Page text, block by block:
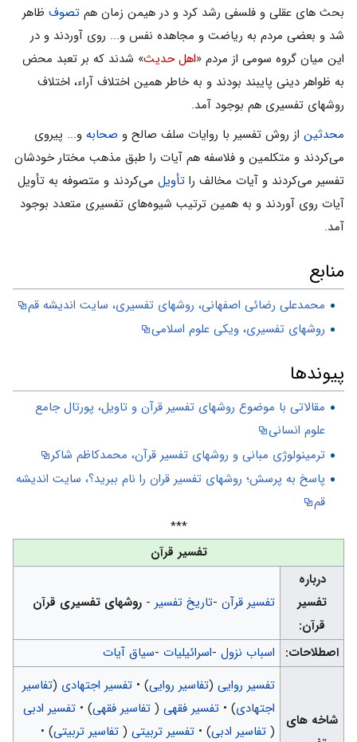
بحث های عقلی و فلسفی رشد کرد و در هیمن زمان هم تصوف ظاهر
شد و بعضی مردم به ریاضت و مجاهده نفس و... روی آوردند و در
این میان گروه سومی از مردم «اهل حدیث» شدند که بر تعبد محض
به ظواهر دینی پایبند بودند و به خاطر همین اختلاف آراء، اختلاف
روشهای تفسیری هم بوجود آمد.
محدثین از روش تفسیر با روایات سلف صالح و صحابه و... پیروی
می‌کردند و متکلمین و فلاسفه هم آیات را طبق مذهب مختار خودشان
تفسیر می‌کردند و آیات مخالف را تأویل می‌کردند و متصوفه به تأویل
آیات روی آوردند و به همین ترتیب شیوه‌های تفسیری متعدد بوجود
آمد.
منابع
محمدعلی رضائی اصفهانی، روشهای تفسیری، سایت اندیشه قم
روشهای تفسیری، ویکی علوم اسلامی
پیوندها
مقالاتی با موضوع روشهای تفسیر قرآن و تاویل، پورتال جامع
علوم انسانی
ترمینولوژی مبانی و روشهای تفسیر قرآن، محمدکاظم شاکر
پاسخ به پرسش؛ روشهای تفسیر قران را نام ببرید؟، سایت اندیشه
قم
***
تفسیر قرآن
درباره
تفسیر
قرآن:
تفسیر قرآن-تاریخ تفسیر - روشهای تفسیری قرآن
اصطلاحات: اسباب نزول-اسرائیلیات-سیاق آیات
شاخه های
تفسیر روایی(تفاسیر روایی) • تفسیر اجتهادی (تفاسیر
اجتهادی) • تفسیر فقهی(تفاسیر فقهی) • تفسیر ادبی
(تفاسیر ادبی) • تفسیر تربیتی(تفاسیر تربیتی) •